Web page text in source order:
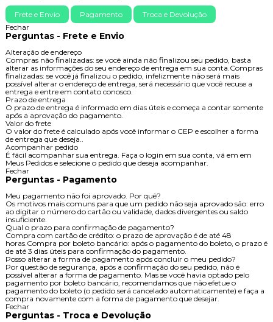
Frete e Envio Pagamento
Troca e Devolução
Fechar
Perguntas - Frete e Envio
Alteração de endereço
Compras não finalizadas: se você ainda não finalizou seu pedido, basta
alterar as informações do seu endereço de entrega em sua conta.Compras
finalizadas: se você já finalizou o pedido, infelizmente não será mais
possível alterar o endereço de entrega, será necessário que você recuse a
entrega e entre em contato conosco.
Prazo de entrega
O prazo de entrega é informado em dias úteis e começa a contar somente
após a aprovação do pagamento.
Valor do frete
O valor do frete é calculado após você informar o CEP e escolher a forma
de entrega que deseja..
Acompanhar pedido
É fácil acompanhar sua entrega. Faça o login em sua conta, vá em em
Meus Pedidos e selecione o pedido que deseja acompanhar.
Fechar
Perguntas - Pagamento
Meu pagamento não foi aprovado. Por quê?
Os motivos mais comuns para que um pedido não seja aprovado são: erro
ao digitar o número do cartão ou validade, dados divergentes ou saldo
insuficiente.
Qual o prazo para confirmação de pagamento?
Compra com cartão de crédito: o prazo de aprovação é de até 48
horas.Compra por boleto bancário: após o pagamento do boleto, o prazo é
de até 3 dias úteis para confirmação do pagamento.
Posso alterar a forma de pagamento após concluir o meu pedido?
Por questão de segurança, após a confirmação do seu pedido, não é
possível alterar a forma de pagamento. Mas se você havia optado pelo
pagamento por boleto bancário, recomendamos que não efetue o
pagamento do boleto (o pedido será cancelado automaticamente) e faça a
compra novamente com a forma de pagamento que desejar.
Fechar
Perguntas - Troca e Devolução